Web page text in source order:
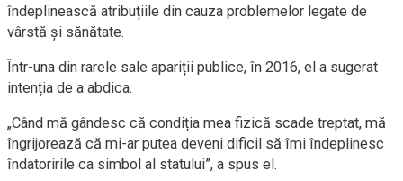
îndeplinească atribuțiile din cauza problemelor legate de
vârstă și sănătate.
Într-una din rarele sale apariții publice, în 2016, el a sugerat
intenția de a abdica.
„Când mă gândesc că condiția mea fizică scade treptat, mă
îngrijorează că mi-ar putea deveni dificil să îmi îndeplinesc
îndatoririle ca simbol al statului”, a spus el.